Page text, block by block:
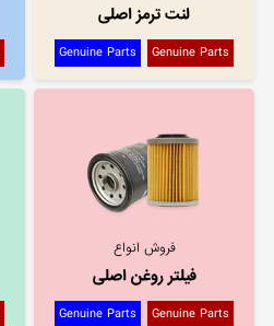
لنت ترمز اصلی
Genuine Parts
Genuine Parts
فروش انواع
فیلتر روغن اصلی
Genuine Parts
Genuine Parts